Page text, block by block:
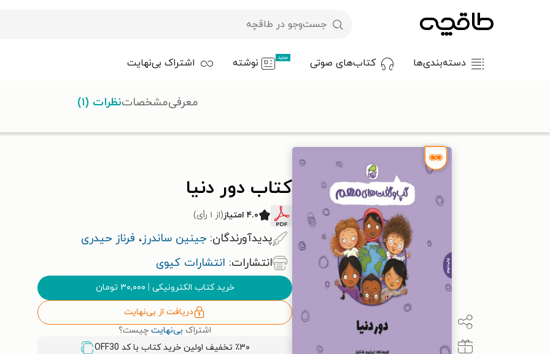
دسته‌بندی‌ها کتاب‌های صوتی جدید نوشته اشتراک بی‌نهایت
کتاب دور دنیا
۴.۰ امتیاز (از ۱ رأی)
پدیدآورندگان: جینین ساندرز، فرناز حیدری
انتشارات: انتشارات کیوی
خرید کتاب الکترونیکی ۳۰,۰۰۰ تومان
دریافت از بی‌نهایت
اشتراک بی‌نهایت چیست؟
٪۳۰ تخفیف اولین خرید کتاب با کد
OFF30
معرفیمشخصاتنظرات (۱)